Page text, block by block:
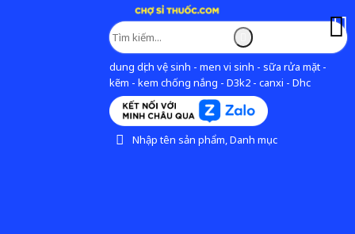
dung dịch vệ sinh - men vi sinh - sữa rửa mặt -
kẽm - kem chống nắng - D3k2 - canxi - Dhc
Nhập tên sản phẩm, Danh mục